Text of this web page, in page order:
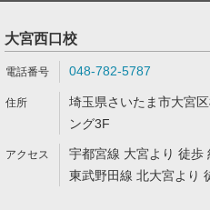
大宮西口校
048-782-5787
埼玉県さいたま市大宮
ング3F
宇都宮線 大宮より 徒歩
東武野田線 北大宮より